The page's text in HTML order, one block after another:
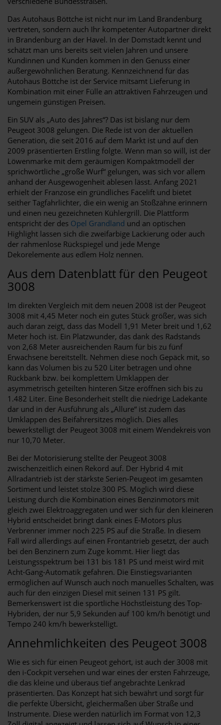
Das Autohaus Böttche ist nicht nur im Land Brandenburg
vertreten, sondern auch Ihr kompetenter Autopartner direkt
in Brandenburg an der Havel. In der Domstadt kennt und
schätzt man uns bereits seit vielen Jahren und unsere
Kundinnen und Kunden kommen in den Genuss einer
außergewöhnlichen Beratung. Kennzeichnend für das
Autohaus Böttche ist der Service mitsamt Lieferung in
Kombination mit einer Fülle an attraktiven Fahrzeugen und
ungemein günstigen Preisen.
Ein SUV als „Auto des Jahres“? Das ist bislang nur dem
Peugeot 3008 gelungen. Die Rede ist von der aktuellen
Generation, die seit 2016 auf dem Markt ist und auf den
2009 präsentierten Erstling folgte. Wenn man so will, ist der
Löwenmarke mit dem geräumigen Kompaktmodell der
sprichwörtliche „große Wurf“ gelungen, was sich vor allem
anhand der Ausgewogenheit ablesen lässt. Anfang 2021
erhielt der Franzose ein gründliches Facelift und bietet
seither Tagfahrlichter, die ein wenig an Stoßzähne erinnern
und einen neu gezeichneten Kühlergrill. Die Plattform
entspricht der des Opel Grandland und an optischen
Highlight lassen sich die zweifarbige Lackierung oder auch
der rahmenlose Rückspiegel und jede Menge
Dekorelemente aus edlem Holz nennen.
Aus dem Datenblatt für den Peugeot
3008
Im direkten Vergleich mit dem neuen 2008 ist der Peugeot
3008 mit 4,45 Meter noch ein gutes Stück größer, was sich
auch daran zeigt, dass das Modell 1,91 Meter breit und 1,62
Meter hoch ist. Ein Platzwunder, das dank des Radstands
von 2,68 Meter ausreichenden Raum für bis zu fünf
Erwachsene bereitstellt. Nehmen diese noch Gepäck mit, so
kann das Volumen bis zu 520 Liter betragen und ohne
Rückbank bzw. bei komplettem Umklappen der
asymmetrisch geteilten hinteren Sitze eröffnen sich bis zu
1.482 Liter. Eine Besonderheit stellt die niedrige Ladekante
dar und in der Ausführung als „Allure“ ist zudem das
Umklappen des Beifahrersitzes möglich. Dies alles
bewerkstelligt der Peugeot 3008 mit einem Wendekreis von
nur 10,70 Meter.
Bei der Motorisierung stellte der Peugeot 3008
zwischenzeitlich einen Rekord auf. Der Hybrid 4 mit
Allradantrieb ist der stärkste Serien-Peugeot im gesamten
Sortiment und leistet stolze 300 PS. Möglich wird diese
Leistung durch die Kombination eines Benzinmotors mit
gleich zwei Elektroaggregaten und wer sich für den kleineren
Hybrid entscheidet bringt dank eines E-Motors plus
Verbrenner immer noch 225 PS auf die Straße. In diesem
Fall wird allerdings auf einen Frontantrieb gesetzt, der auch
bei den Benzinern zum Zuge kommt. Hier liegt das
Leistungsspektrum bei 131 bis 181 PS und meist wird mit
Acht-Gang-Automatik gefahren. Die Einstiegsvarianten
ermöglichen auf Wunsch auch noch manuelles Schalten, was
auch für den einzigen Diesel mit seinen 131 PS gilt.
Bemerkenswert ist die sportliche Höchstleistung des Top-
Hybriden, der nur 5,9 Sekunden auf 100 km/h benötigt und
Tempo 240 km/h bewerkstelligt.
Annehmlichkeiten des Peugeot 3008
Wie es sich für einen Peugeot gehört, ist auch der 3008 mit
den i-Cockpit versehen und war eines der ersten Fahrzeuge,
die das kleine und überaus tief angebrachte Lenkrad
präsentierten. Das Konzept hat sich bewährt und sorgt für
die perfekte Übersicht, gleichermaßen über Straße und
Instrumente. Diese werden natürlich im Format von 12,3